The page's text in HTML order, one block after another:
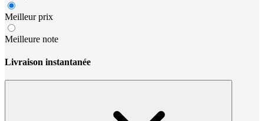
Meilleur prix
Meilleure note
Livraison instantanée